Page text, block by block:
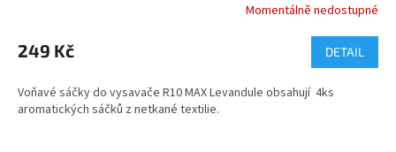
Momentálně nedostupné
249 Kč DETAIL
Voňavé sáčky do vysavače R10 MAX Levandule obsahují 4ks
aromatických sáčků z netkané textilie.